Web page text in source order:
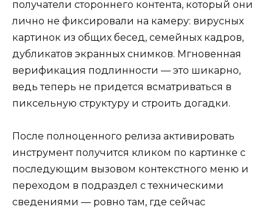
получатели стороннего контента, который они
лично не фиксировали на камеру: вирусных
картинок из общих бесед, семейных кадров,
дубликатов экранных снимков. Мгновенная
верификация подлинности — это шикарно,
ведь теперь не придется всматриваться в
пиксельную структуру и строить догадки.
После полноценного релиза активировать
инструмент получится кликом по картинке с
последующим вызовом контекстного меню и
переходом в подраздел с техническими
сведениями — ровно там, где сейчас